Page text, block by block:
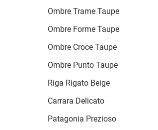
Ombre Trame Taupe
Ombre Forme Taupe
Ombre Croce Taupe
Ombre Punto Taupe
Riga Rigato Beige
Carrara Delicato
Patagonia Prezioso